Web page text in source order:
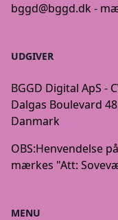
bggd@bggd.dk-
UDGIVER
BGGD Digital ApS -
Dalgas Boulevard
Danmark
OBS:Henvendelse
mærkes "Att:
MENU